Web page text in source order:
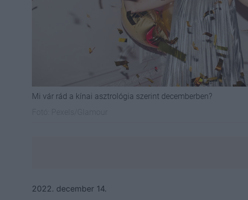
Mi vár rád a kínai asztrológia szerint decemberben?
2022. december 14.